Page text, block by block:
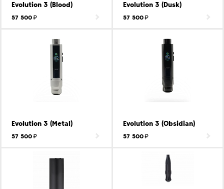
Evolution 3 (Blood)
57 500
Evolution 3 (Dusk)
57 500
Evolution 3 (Metal)
57 500
Evolution 3 (Obsidian)
57 500